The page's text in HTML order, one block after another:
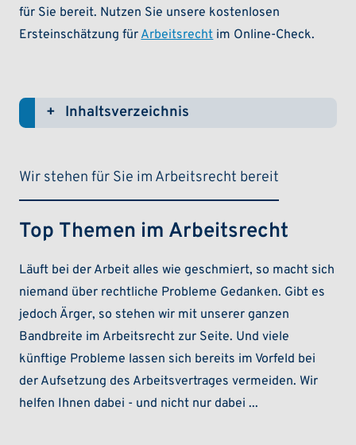
für Sie bereit. Nutzen Sie unsere kostenlosen
Ersteinschätzung fürArbeitsrechtim Online-Check.
Inhaltsverzeichnis
Wir stehen für Sie im Arbeitsrecht bereit
Top Themen im Arbeitsrecht
Läuft bei der Arbeit alles wie geschmiert, so macht sich
niemand über rechtliche Probleme Gedanken. Gibt es
jedoch Ärger, so stehen wir mit unserer ganzen
Bandbreite im Arbeitsrecht zur Seite. Und viele
künftige Probleme lassen sich bereits im Vorfeld bei
der Aufsetzung des Arbeitsvertrages vermeiden. Wir
helfen Ihnen dabei - und nicht nur dabei ...